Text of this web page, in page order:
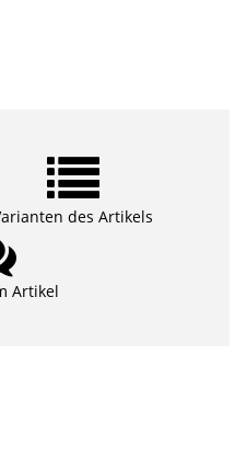
des Artikels
Artikel